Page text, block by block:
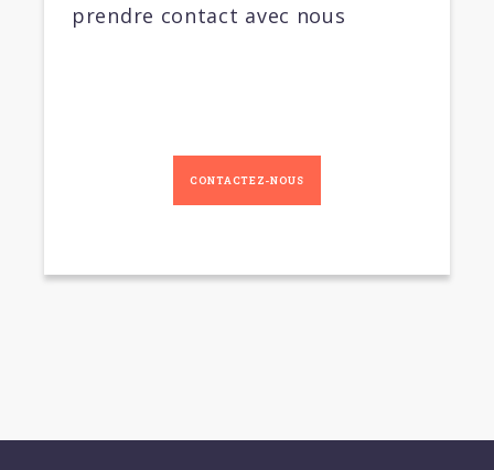
prendre contact avec nous
CONTACTEZ-NOUS